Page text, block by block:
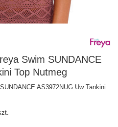
Swim SUNDANCE
Top Nutmeg
AS3972NUG Uw Tankini